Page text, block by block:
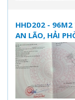
HHD202 -
AN LÃO, HẢI